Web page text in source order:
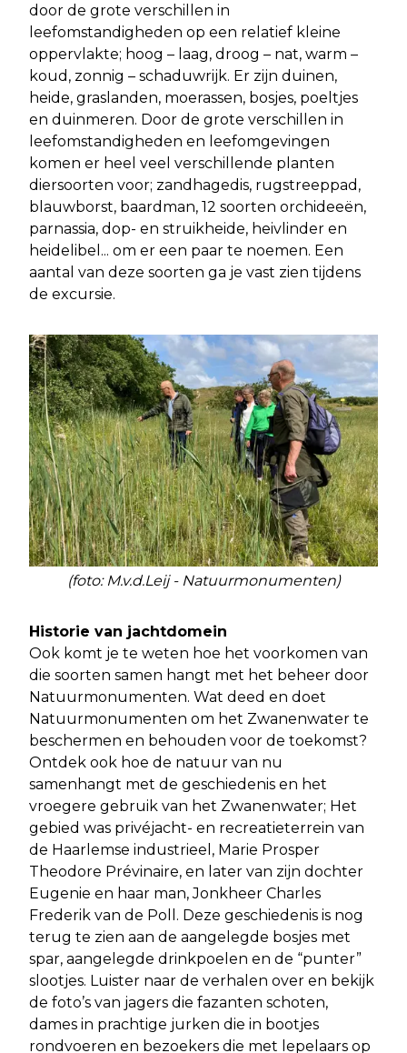
door de grote verschillen in
leefomstandigheden op een relatief kleine
oppervlakte; hoog – laag, droog – nat, warm –
koud, zonnig – schaduwrijk. Er zijn duinen,
heide, graslanden, moerassen, bosjes, poeltjes
en duinmeren. Door de grote verschillen in
leefomstandigheden en leefomgevingen
komen er heel veel verschillende planten
diersoorten voor; zandhagedis, rugstreeppad,
blauwborst, baardman, 12 soorten orchideeën,
parnassia, dop- en struikheide, heivlinder en
heidelibel... om er een paar te noemen. Een
aantal van deze soorten ga je vast zien tijdens
de excursie.
(foto: M.v.d.Leij - Natuurmonumenten)
Historie van jachtdomein
Ook komt je te weten hoe het voorkomen van
die soorten samen hangt met het beheer door
Natuurmonumenten. Wat deed en doet
Natuurmonumenten om het Zwanenwater te
beschermen en behouden voor de toekomst?
Ontdek ook hoe de natuur van nu
samenhangt met de geschiedenis en het
vroegere gebruik van het Zwanenwater; Het
gebied was privéjacht- en recreatieterrein van
de Haarlemse industrieel, Marie Prosper
Theodore Prévinaire, en later van zijn dochter
Eugenie en haar man, Jonkheer Charles
Frederik van de Poll. Deze geschiedenis is nog
terug te zien aan de aangelegde bosjes met
spar, aangelegde drinkpoelen en de “punter”
slootjes. Luister naar de verhalen over en bekijk
de foto’s van jagers die fazanten schoten,
dames in prachtige jurken die in bootjes
rondvoeren en bezoekers die met lepelaars op